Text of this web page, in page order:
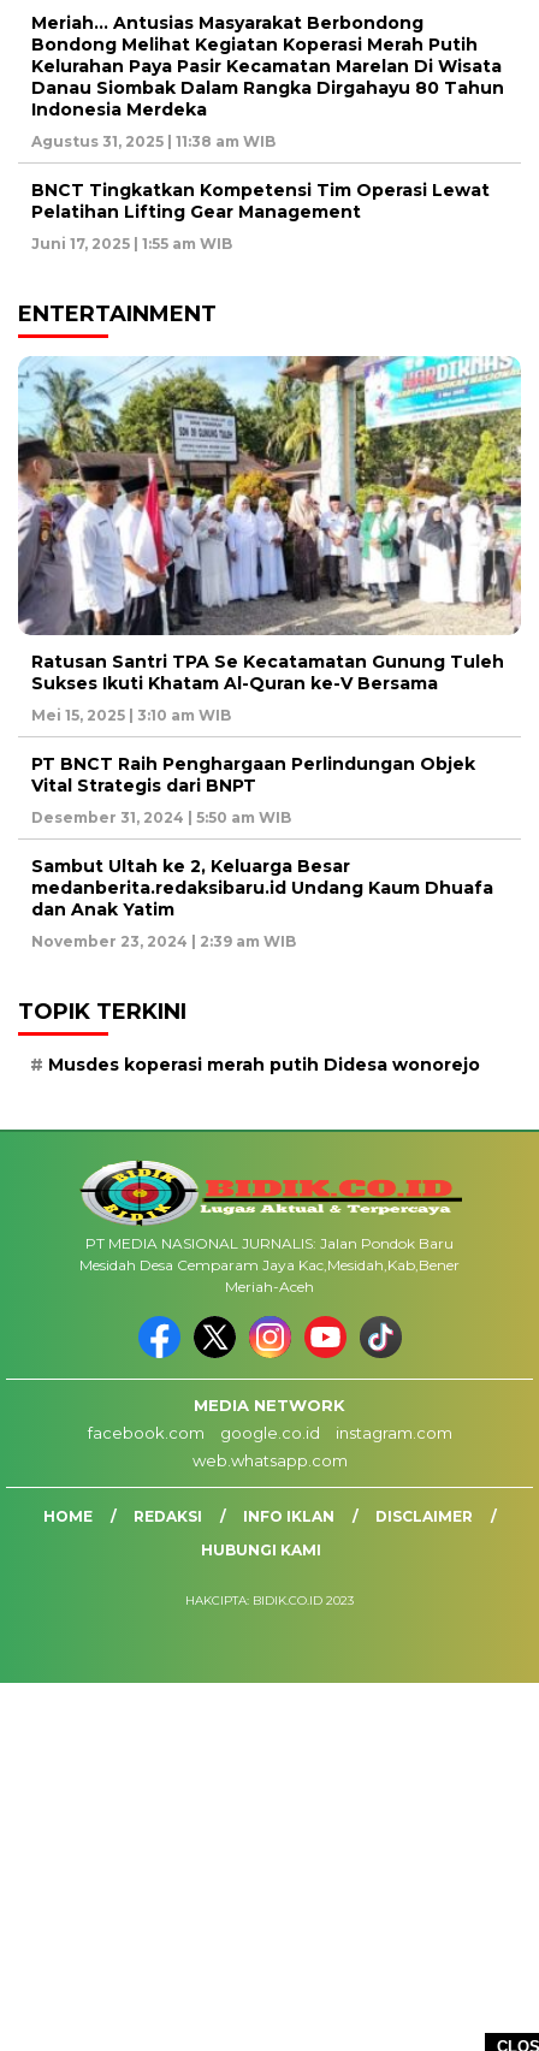
Meriah… Antusias Masyarakat Berbondong
Bondong Melihat Kegiatan Koperasi Merah Putih
Kelurahan Paya Pasir Kecamatan Marelan Di Wisata
Danau Siombak Dalam Rangka Dirgahayu 80 Tahun
Indonesia Merdeka
Agustus 31, 2025 | 11:38 am WIB
BNCT Tingkatkan Kompetensi Tim Operasi Lewat
Pelatihan Lifting Gear Management
Juni 17, 2025 | 1:55 am WIB
ENTERTAINMENT
Ratusan Santri TPA Se Kecatamatan Gunung Tuleh
Sukses Ikuti Khatam Al-Quran ke-V Bersama
Mei 15, 2025 | 3:10 am WIB
PT BNCT Raih Penghargaan Perlindungan Objek
Vital Strategis dari BNPT
Desember 31, 2024 | 5:50 am WIB
Sambut Ultah ke 2, Keluarga Besar
medanberita.redaksibaru.id Undang Kaum Dhuafa
dan Anak Yatim
November 23, 2024 | 2:39 am WIB
TOPIK TERKINI
Musdes koperasi merah putih Didesa wonorejo
PT MEDIA NASIONAL JURNALIS: Jalan Pondok Baru
Mesidah Desa Cemparam Jaya Kac,Mesidah,Kab,Bener
Meriah-Aceh
MEDIA NETWORK
facebook.com
google.co.id
instagram.com
web.whatsapp.com
HOME REDAKSI INFO IKLAN
DISCLAIMER
HUBUNGI KAMI
HAKCIPTA: BIDIK.CO.ID 2023